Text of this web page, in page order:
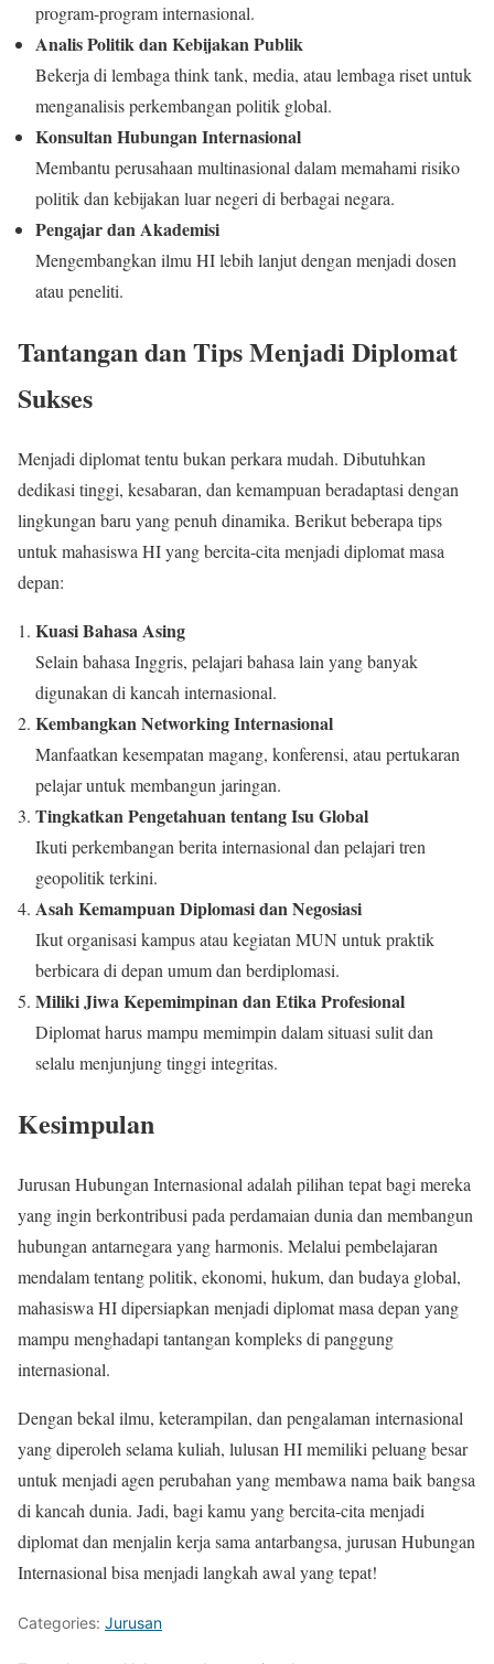
program-program internasional.
Analis Politik dan Kebijakan Publik
Bekerja di lembaga think tank, media, atau lembaga riset untuk
menganalisis perkembangan politik global.
Konsultan Hubungan Internasional
Membantu perusahaan multinasional dalam memahami risiko
politik dan kebijakan luar negeri di berbagai negara.
Pengajar dan Akademisi
Mengembangkan ilmu HI lebih lanjut dengan menjadi dosen
atau peneliti.
Tantangan dan Tips Menjadi Diplomat
Sukses
Menjadi diplomat tentu bukan perkara mudah. Dibutuhkan
dedikasi tinggi, kesabaran, dan kemampuan beradaptasi dengan
lingkungan baru yang penuh dinamika. Berikut beberapa tips
untuk mahasiswa HI yang bercita-cita menjadi diplomat masa
depan:
Kuasi Bahasa Asing
Selain bahasa Inggris, pelajari bahasa lain yang banyak
digunakan di kancah internasional.
Kembangkan Networking Internasional
Manfaatkan kesempatan magang, konferensi, atau pertukaran
pelajar untuk membangun jaringan.
Tingkatkan Pengetahuan tentang Isu Global
Ikuti perkembangan berita internasional dan pelajari tren
geopolitik terkini.
Asah Kemampuan Diplomasi dan Negosiasi
Ikut organisasi kampus atau kegiatan MUN untuk praktik
berbicara di depan umum dan berdiplomasi.
Miliki Jiwa Kepemimpinan dan Etika Profesional
Diplomat harus mampu memimpin dalam situasi sulit dan
selalu menjunjung tinggi integritas.
Kesimpulan
Jurusan Hubungan Internasional adalah pilihan tepat bagi mereka
yang ingin berkontribusi pada perdamaian dunia dan membangun
hubungan antarnegara yang harmonis. Melalui pembelajaran
mendalam tentang politik, ekonomi, hukum, dan budaya global,
mahasiswa HI dipersiapkan menjadi diplomat masa depan yang
mampu menghadapi tantangan kompleks di panggung
internasional.
Dengan bekal ilmu, keterampilan, dan pengalaman internasional
yang diperoleh selama kuliah, lulusan HI memiliki peluang besar
untuk menjadi agen perubahan yang membawa nama baik bangsa
di kancah dunia. Jadi, bagi kamu yang bercita-cita menjadi
diplomat dan menjalin kerja sama antarbangsa, jurusan Hubungan
Internasional bisa menjadi langkah awal yang tepat!
Categories: Jurusan